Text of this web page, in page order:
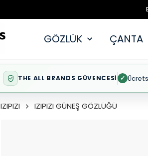
GÖZLÜK ÇANTA
THE ALL BRANDS GÜVENCESİ ✓
IZIPIZI IZIPIZI GÜNEŞ GÖZLÜĞÜ